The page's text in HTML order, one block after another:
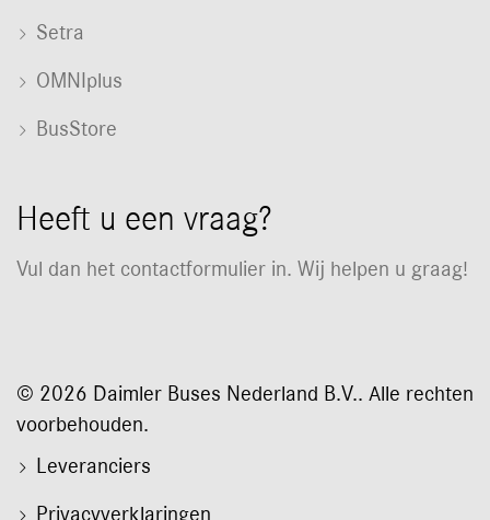
Setra
OMNIplus
BusStore
Heeft u een vraag?
Vul dan het contactformulier in. Wij helpen u graag!
© 2026 Daimler Buses Nederland B.V.. Alle rechten
voorbehouden.
Leveranciers
Privacyverklaringen